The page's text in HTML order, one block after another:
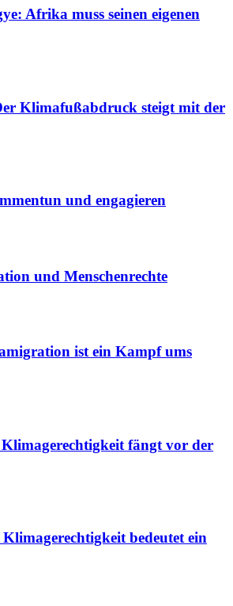
Afrika muss seinen eigenen
Klimafußabdruck steigt mit der
und engagieren
und Menschenrechte
ist ein Kampf ums
fängt vor der
bedeutet ein